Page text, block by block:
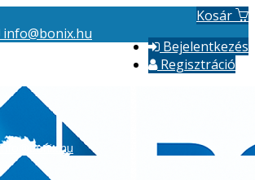
Kosár
Bejelentkezés
Regisztráció
info@bonix.hu